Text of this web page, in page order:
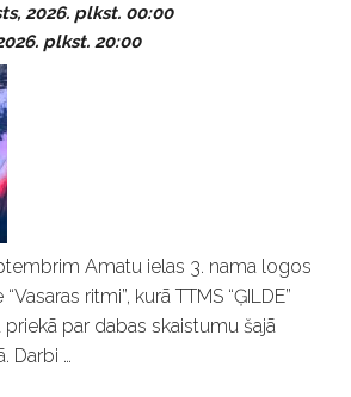
2026. plkst. 00:00
plkst. 20:00
Amatu ielas 3. nama logos
ritmi”, kurā TTMS “ĢILDE”
par dabas skaistumu šajā
Darbi …